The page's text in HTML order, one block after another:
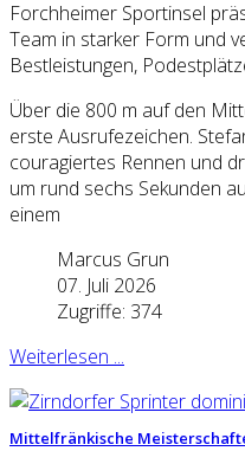
Forchheimer Sportinsel
Team in starker Form und
Bestleistungen,
Über die 800 m auf den
erste Ausrufezeichen.
couragiertes Rennen und
um rund sechs Sekunden
einem
Marcus Grun
07. Juli 2026
Zugriffe: 374
Weiterlesen ...
Mittelfränkische